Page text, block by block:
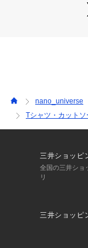
・こなれ感を演出で
・おしゃれ感をプ
■コーディネート
・シャツのインナ
nano_universe
Tシャツ・カットソ
三井ショッピ
全国の三井ショ
リ
三井ショッピ